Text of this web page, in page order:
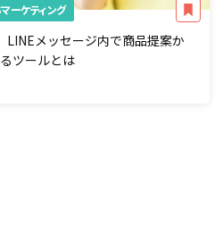
ーケティング
LINEメッセージ内で商品提案か
ツールとは